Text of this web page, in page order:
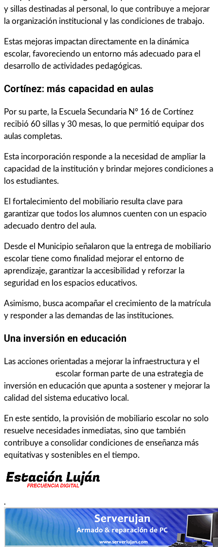
y sillas destinadas al personal, lo que contribuye a mejorar
la organización institucional y las condiciones de trabajo.
Estas mejoras impactan directamente en la dinámica
escolar, favoreciendo un entorno más adecuado para el
desarrollo de actividades pedagógicas.
Cortínez: más capacidad en aulas
Por su parte, la Escuela Secundaria N° 16 de Cortínez
recibió 60 sillas y 30 mesas, lo que permitió equipar dos
aulas completas.
Esta incorporación responde a la necesidad de ampliar la
capacidad de la institución y brindar mejores condiciones a
los estudiantes.
El fortalecimiento del mobiliario resulta clave para
garantizar que todos los alumnos cuenten con un espacio
adecuado dentro del aula.
Desde el Municipio señalaron que la entrega de mobiliario
escolar tiene como finalidad mejorar el entorno de
aprendizaje, garantizar la accesibilidad y reforzar la
seguridad en los espacios educativos.
Asimismo, busca acompañar el crecimiento de la matrícula
y responder a las demandas de las instituciones.
Una inversión en educación
Las acciones orientadas a mejorar la infraestructura y el
escolar forman parte de una estrategia de
inversión en educación que apunta a sostener y mejorar la
calidad del sistema educativo local.
En este sentido, la provisión de mobiliario escolar no solo
resuelve necesidades inmediatas, sino que también
contribuye a consolidar condiciones de enseñanza más
equitativas y sostenibles en el tiempo.
.